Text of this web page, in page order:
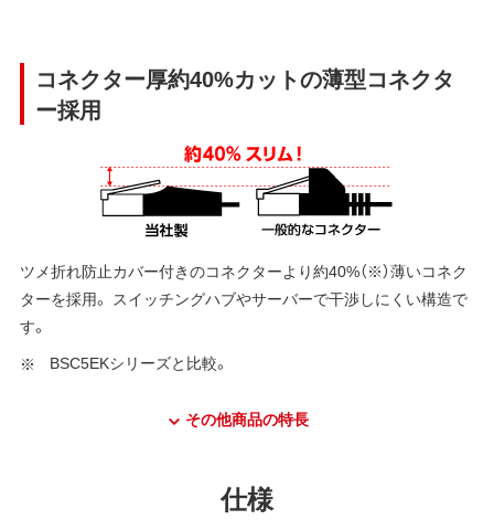
コネクター厚約40%カットの薄型コネクタ
ー採用
ツメ折れ防止カバー付きのコネクターより約40%（※）薄いコネク
ターを採用。 スイッチングハブやサーバーで干渉しにくい構造で
す。
BSC5EKシリーズと比較。
その他商品の特長
仕様